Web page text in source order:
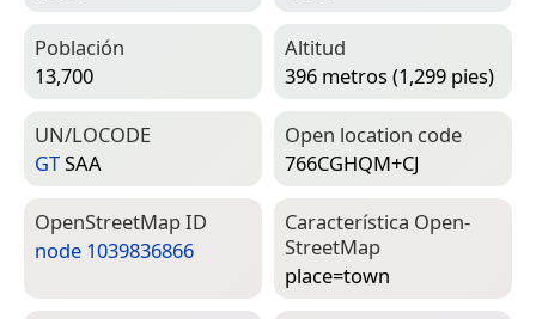
Población
13,700
Altitud
396 metros (1,299 pies)
UN/LOCODE
GTSAA
Open location code
766CGHQM+CJ
Open­Street­Map ID
node 1039836866
Característica Open­
Street­Map
place=­town